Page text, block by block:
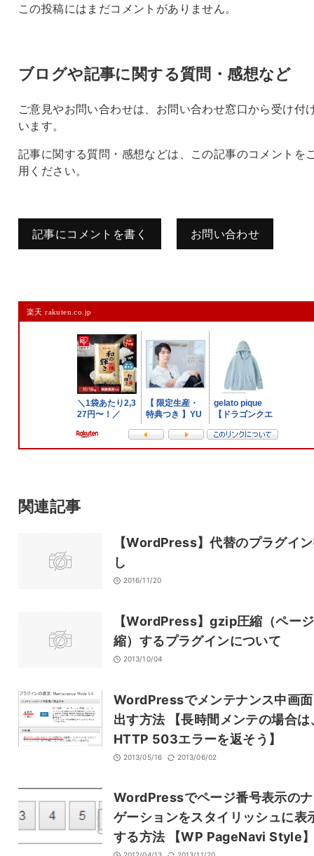
この投稿にはまだコメントがありません。
ブログや記事に関する質問・感想など
ご意見やお問い合わせは、お問い合わせ窓口から受け付
います。
記事に関する質問・感想などは、この記事のコメントを
用ください。
記事にコメントを書く お問い合わせ
メールアドレスは公開されません。
また、コメント欄には、必ず日本語を含めてください（スパム対策）。
サイト
楽天 rakuten.co.jp
関連記事
【WordPress】代替のプラグイ
し
2016/11/20
【WordPress】gzip圧縮（ペー
縮）するプラグインについて
2013/10/04
WordPressでメンテナンス中画
出す方法 【長時間メンテの場合は
HTTP 503エラーを返そう】
2013/05/16 2013/06/02
WordPressでページ番号表示の
ゲーションをスタイリッシュに表
する方法 【WP PageNavi Style